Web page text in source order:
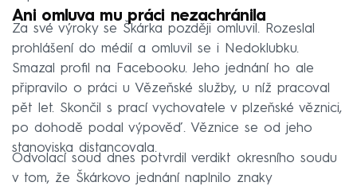
Ani omluva mu práci nezachránila
Za své výroky se Škárka později omluvil. Rozeslal
prohlášení do médií a omluvil se i Nedoklubku.
Smazal profil na Facebooku. Jeho jednání ho ale
připravilo o práci u Vězeňské služby, u níž pracoval
pět let. Skončil s prací vychovatele v plzeňské věznici,
po dohodě podal výpověď. Věznice se od jeho
stanoviska distancovala.
Odvolací soud dnes potvrdil verdikt okresního soudu
v tom, že Škárkovo jednání naplnilo znaky